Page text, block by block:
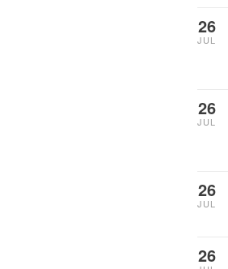
26
JUL
26
JUL
26
JUL
26